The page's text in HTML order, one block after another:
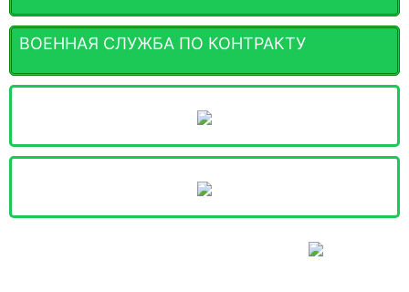
ВОЕННАЯ СЛУЖБА ПО КОНТРАКТУ